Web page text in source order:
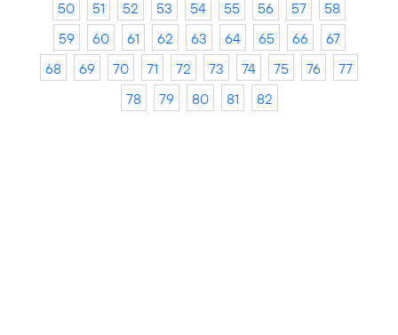
50
51 52 53 54 55 56 57
58
59
60 61 62 63 64 65 66
67
68
69 70 71 72 73 74 75 76
77
78
79 80 81 82